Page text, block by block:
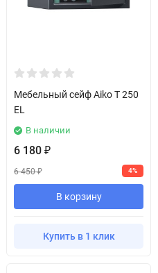
Мебельный сейф Aiko T 250
EL
В наличии
6 180 ₽
6 450₽ 4%
В корзину
Купить в 1 клик